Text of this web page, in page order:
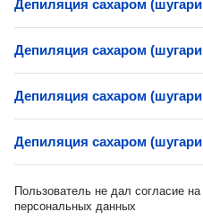
Депиляция сахаром
Депиляция сахаром
Депиляция сахаром
Депиляция сахаром
Пользователь не дал согласие на
персональных данных